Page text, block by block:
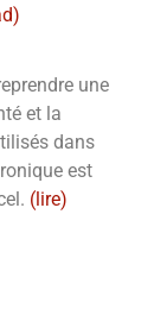
une
et la
dans
est
(lire)